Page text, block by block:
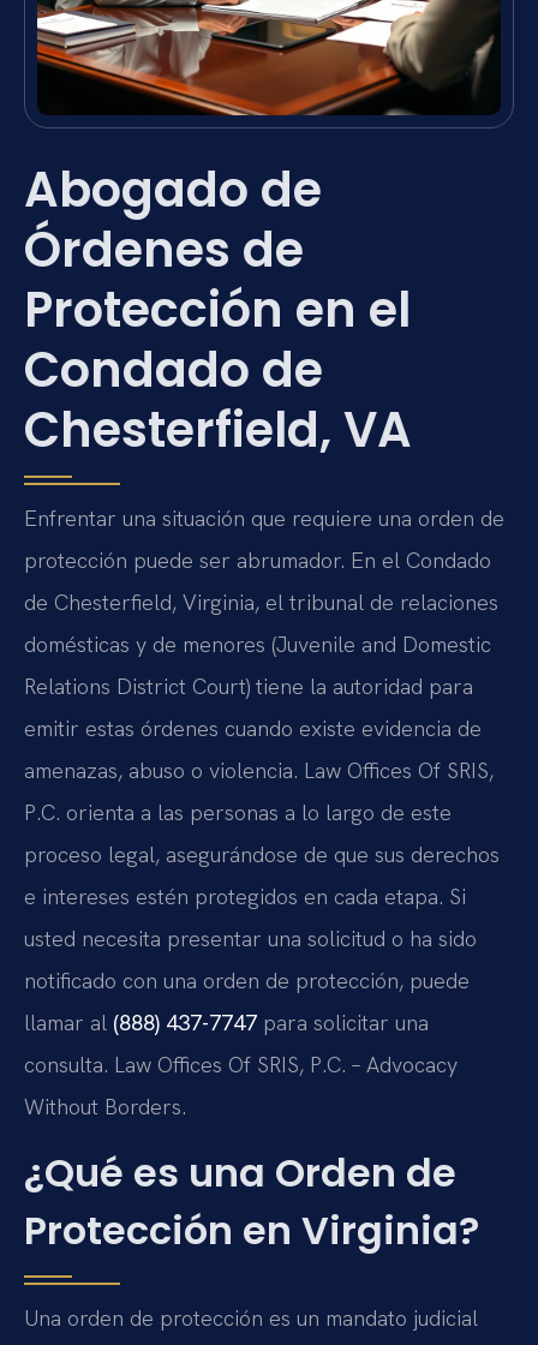
Abogado de
Órdenes de
Protección en el
Condado de
Chesterfield, VA
Enfrentar una situación que requiere una orden de
protección puede ser abrumador. En el Condado
de Chesterfield, Virginia, el tribunal de relaciones
domésticas y de menores (Juvenile and Domestic
Relations District Court) tiene la autoridad para
emitir estas órdenes cuando existe evidencia de
amenazas, abuso o violencia. Law Offices Of SRIS,
P.C. orienta a las personas a lo largo de este
proceso legal, asegurándose de que sus derechos
e intereses estén protegidos en cada etapa. Si
usted necesita presentar una solicitud o ha sido
notificado con una orden de protección, puede
llamar al (888) 437-7747 para solicitar una
consulta. Law Offices Of SRIS, P.C. – Advocacy
Without Borders.
¿Qué es una Orden de
Protección en Virginia?
Una orden de protección es un mandato judicial